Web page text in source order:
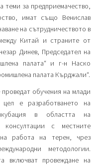
теми за предприемачество,
имат също Венислав
на сътрудничеството в
Китай и страните от
Динев, Председател на
палата“ и г-н Наско
палата Кърджали“.
обучения на млади
е разработването на
в областта на
консултации с местните
работа на терен, чрез
методологии.
включват провеждане на